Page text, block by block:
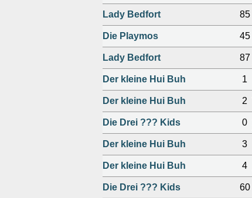
Lady Bedfort 85
Die Playmos 45
Lady Bedfort 87
Der kleine Hui Buh 1
Der kleine Hui Buh 2
Die Drei ??? Kids 0
Der kleine Hui Buh 3
Der kleine Hui Buh 4
Die Drei ??? Kids 60